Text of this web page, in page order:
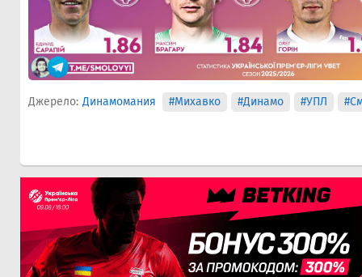
Джерело: Динамомания #Михавко #Динамо #УПЛ